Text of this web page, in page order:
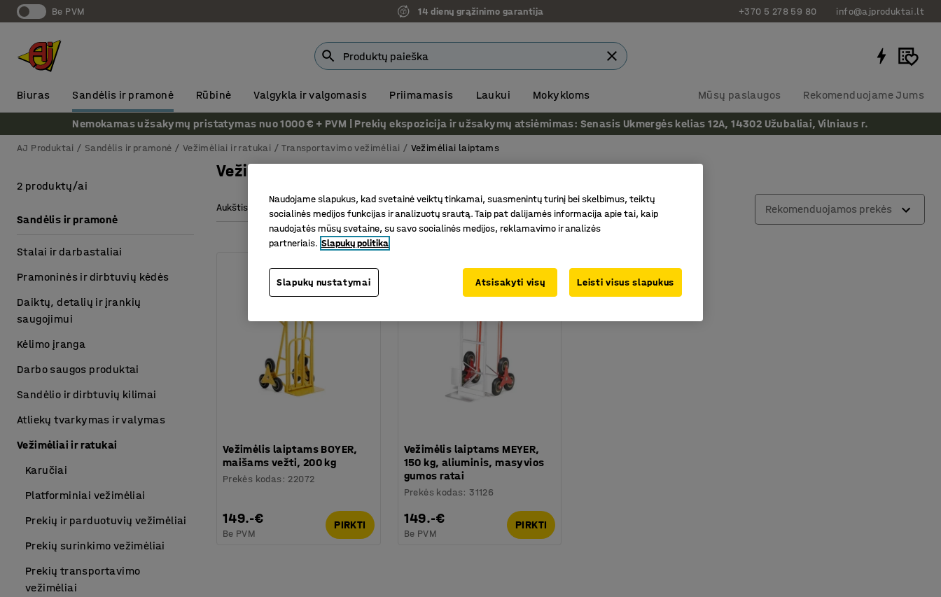
Be PVM 14 dienų grąžinimo garantija +370 5 278 59 80 info@ajproduktai.lt
Biuras Sandėlis ir pramonė Rūbinė Valgykla ir valgomasis Priimamasis Laukui Mokykloms Mūsų paslaugos Rekomenduojame Jums
Nemokamas užsakymų pristatymas nuo 1000 € + PVM | Prekių ekspozicija ir užsakymų atsiėmimas: Senasis Ukmergės kelias 12A, 14302 Užubaliai, Vilniaus r.
AJ Produktai Sandėlis ir pramonė Vežimėliai ir ratukai Transportavimo vežimėliai Vežimėliai laiptams
Vežimėliai laiptams
Aukštis Krovimo ploto dydis (LxW) Ratuko skersmuo Medžiaga Apkrova Rekomenduojamos prekės
Vežimėlis laiptams BOYER,
maišams vežti, 200 kg
Prekės kodas : 22072
149.-€
Be PVM
PIRKTI
Vežimėlis laiptams MEYER,
150 kg, aliuminis, masyvios
gumos ratai
Prekės kodas:31126
149.-€
Be PVM
PIRKTI
2 produktų/ai
Sandėlis ir pramonė
Stalai ir darbastaliai
Pramoninės ir dirbtuvių kėdės
Daiktų, detalių ir įrankių
saugojimui
Kėlimo įranga
Darbo saugos produktai
Sandėlio ir dirbtuvių kilimai
Atliekų tvarkymas ir valymas
Vežimėliai ir ratukai
Karučiai
Platforminiai vežimėliai
Prekių ir parduotuvių vežimėliai
Prekių surinkimo vežimėliai
Prekių transportavimo
vežimėliai
Naudojame slapukus, kad svetainė veiktų tinkamai, suasmenintų turinį bei skelbimus, teiktų
socialinės medijos funkcijas ir analizuotų srautą. Taip pat dalijamės informacija apie tai, kaip
naudojatės mūsų svetaine, su savo socialinės medijos, reklamavimo ir analizės
partneriais. Slapukų politika
Slapukų nustatymai Atsisakyti visų Leisti visus slapukus